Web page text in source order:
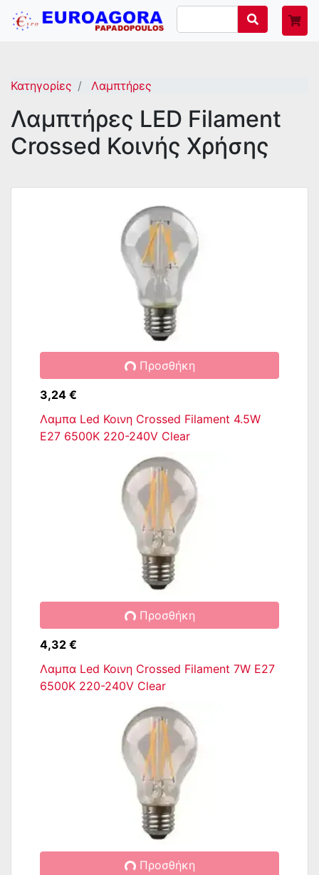
Κατηγορίες Λαμπτήρες
Λαμπτήρες LED Filament
Crossed Κοινής Χρήσης
Προσθήκη
3,24 €
Λαμπα Led Κοινη Crossed Filament 4.5W
E27 6500K 220-240V Clear
Προσθήκη
4,32 €
Λαμπα Led Κοινη Crossed Filament 7W E27
6500K 220-240V Clear
Προσθήκη